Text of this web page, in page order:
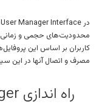
محدودیت‌های حجمی و زمانی
کاربران بر اساس این
مصرف و اتصال آنها در این
راه اندازی User Manager در میکروتیک